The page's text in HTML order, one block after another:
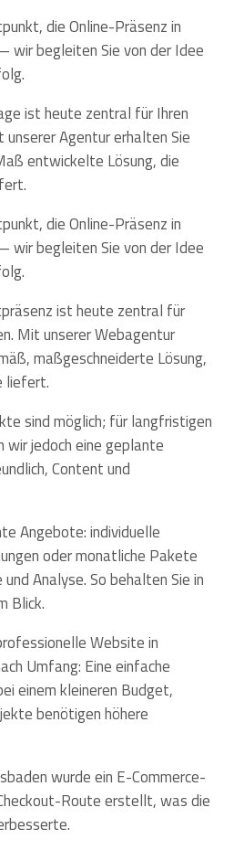
die Online-Präsenz in
wir begleiten Sie von der Idee
ist heute zentral für Ihren
Agentur erhalten Sie
entwickelte Lösung, die
die Online-Präsenz in
wir begleiten Sie von der Idee
ist heute zentral für
Mit unserer Webagentur
maßgeschneiderte Lösung,
liefert.
sind möglich; für langfristigen
jedoch eine geplante
Content und
Angebote: individuelle
oder monatliche Pakete
Analyse. So behalten Sie in
Blick.
Website in
Umfang: Eine einfache
einem kleineren Budget,
benötigen höhere
wurde ein E-Commerce-
Route erstellt, was die